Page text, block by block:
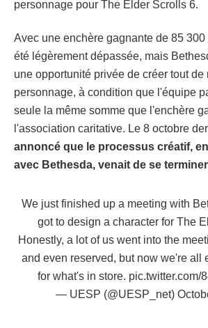
personnage pour The Elder Scrolls 6.
Avec une enchère gagnante de 85
été légèrement dépassée, mais
une opportunité privée de créer tout de
personnage, à condition que l'équipe
seule la même somme que l'enchère
l'association caritative. Le 8 octobre
annoncé que le processus créatif,
avec Bethesda, venait de se
We just finished up a meeting with
got to design a character for The
Honestly, a lot of us went into the
and even reserved, but now we're all
for what's in store. pic.twitter.com/
— UESP (@UESP_net)